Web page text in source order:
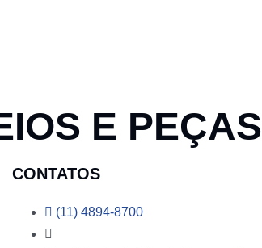
E PEÇAS
CONTATOS
(11) 4894-8700